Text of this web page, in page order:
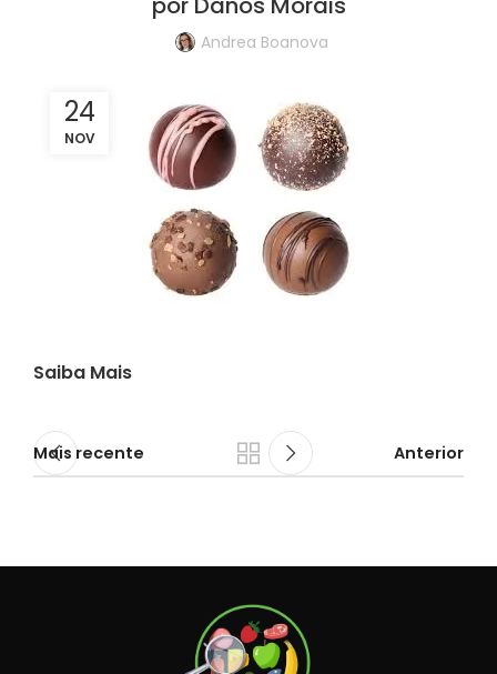
Andrea Boanova
24
NOV
Saiba Mais
Mais recente Anterior